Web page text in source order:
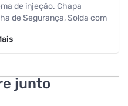
de injeção. Chapa
de Segurança, Solda com
junto